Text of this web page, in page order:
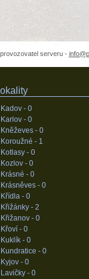
provozovatel serveru -
Kadov - 0
Karlov - 0
Kněževes - 0
Koroužné - 1
Kotlasy - 0
Kozlov - 0
Krásné - 0
Krásněves - 0
Křídla - 0
Křižánky - 2
Křižanov - 0
Křoví - 0
Kuklík - 0
Kundratice - 0
Kyjov - 0
Lavičky - 0